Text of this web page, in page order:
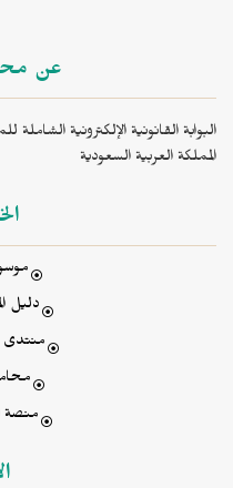
عن
البوابة القانونية الإلكترونية
المملكة العربية السعودية
دليل
منتدى
منصة